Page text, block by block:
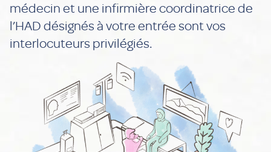
médecin et une infirmière coordinatrice de
l’HAD désignés à votre entrée sont vos
interlocuteurs privilégiés.